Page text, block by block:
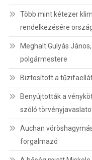
Több mint kétezer
rendelkezésére
Meghalt Gulyás
polgármestere
Biztosított a
Benyújtották a
szóló
Auchan
forgalmazó